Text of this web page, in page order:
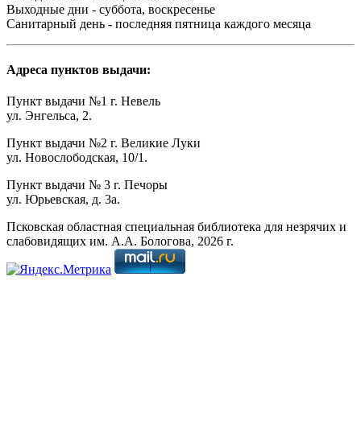
Выходные дни - суббота, воскресенье
Санитарный день - последняя пятница каждого месяца
Адреса пунктов выдачи:
Пункт выдачи №1 г. Невель
ул. Энгельса, 2.
Пункт выдачи №2 г. Великие Луки
ул. Новослободская, 10/1.
Пункт выдачи № 3 г. Печоры
ул. Юрьевская, д. 3а.
Псковская областная специальная библиотека для незрячих и
слабовидящих им. А.А. Бологова, 2026 г.